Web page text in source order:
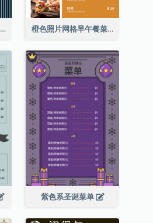
简单的蓝色条纹图案早午餐菜单 橙色照片网格早午餐菜单
紫色系圣诞菜单